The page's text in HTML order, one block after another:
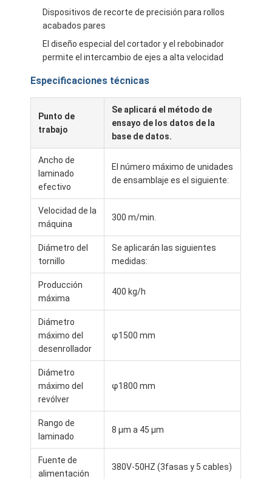
Productos
Sobre nosotros
Viaje de la fábrica
Control de calidad
Éntrenos en contacto con
Máquina de capa de la laminación de la protuberancia
Dispositivos de recorte de precisión para rollos
acabados pares
El diseño especial del cortador y el rebobinador
permite el intercambio de ejes a alta velocidad
Especificaciones técnicas
Punto de
trabajo
Se aplicará el método de
ensayo de los datos de la
base de datos.
Ancho de
laminado
efectivo
El número máximo de unidades
de ensamblaje es el siguiente:
Velocidad de la
máquina
300 m/min.
Diámetro del
tornillo
Se aplicarán las siguientes
medidas:
Producción
máxima
400 kg/h
Diámetro
máximo del
desenrollador
φ1500 mm
Diámetro
máximo del
revólver
φ1800 mm
Rango de
laminado
8 μm a 45 μm
Fuente de
alimentación
380V-50HZ (3fasas y 5 cables)